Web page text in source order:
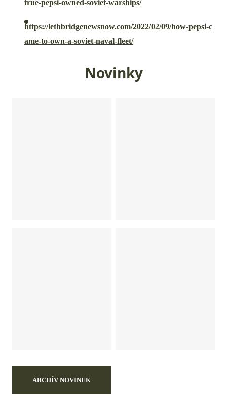
true-pepsi-owned-soviet-warships/
https://lethbridgenewsnow.com/2022/02/09/how-pepsi-c
ame-to-own-a-soviet-naval-fleet/
Novinky
ARCHÍV NOVINEK